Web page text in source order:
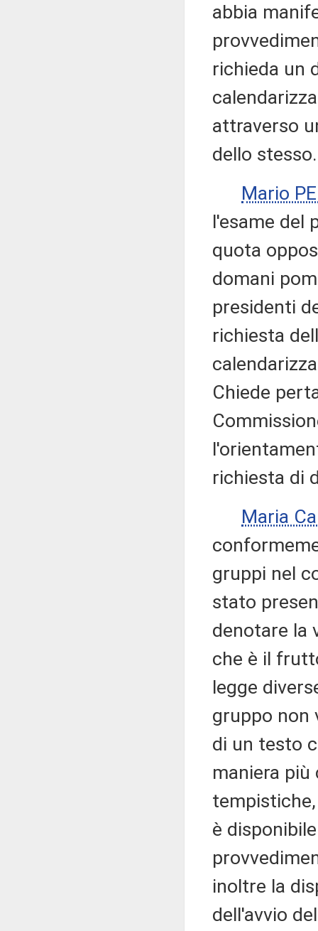
abbia
richieda un
attraverso
dello stesso.
Mario
l'esame del
quota
domani
presidenti
richiesta
Chiede
richiesta di
Maria
gruppi nel
stato
denotare la
che è il
legge
gruppo non
di un testo
maniera
è
inoltre la
dell'avvio